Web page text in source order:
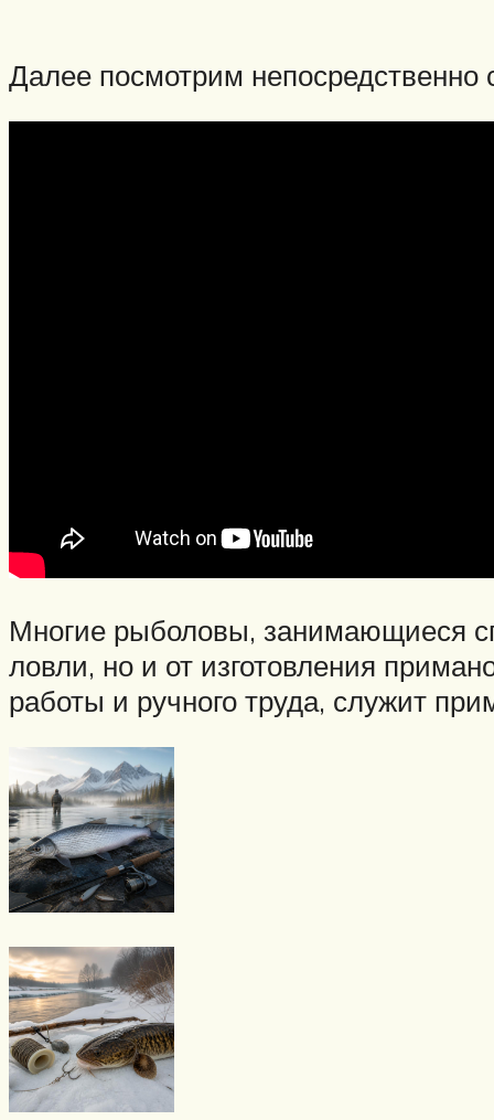
Далее посмотрим непосредственно
Многие рыболовы, занимающиеся
ловли, но и от изготовления
работы и ручного труда, служит